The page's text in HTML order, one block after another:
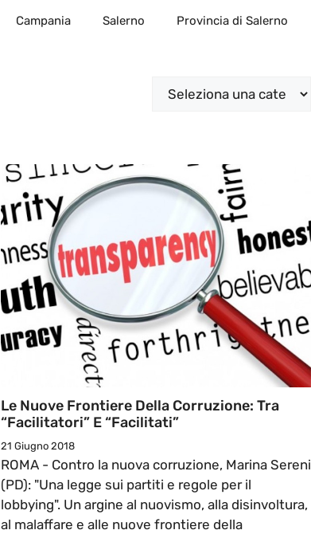
Campania Salerno Provincia di Salerno
Categorie
Le Nuove Frontiere Della Corruzione: Tra
“facilitatori” E “facilitati”
21 Giugno 2018
ROMA - Contro la nuova corruzione, Marina Sereni
(PD): "Una legge sui partiti e regole per il
lobbying". Un argine al nuovismo, alla disinvoltura,
al malaffare e alle nuove frontiere della